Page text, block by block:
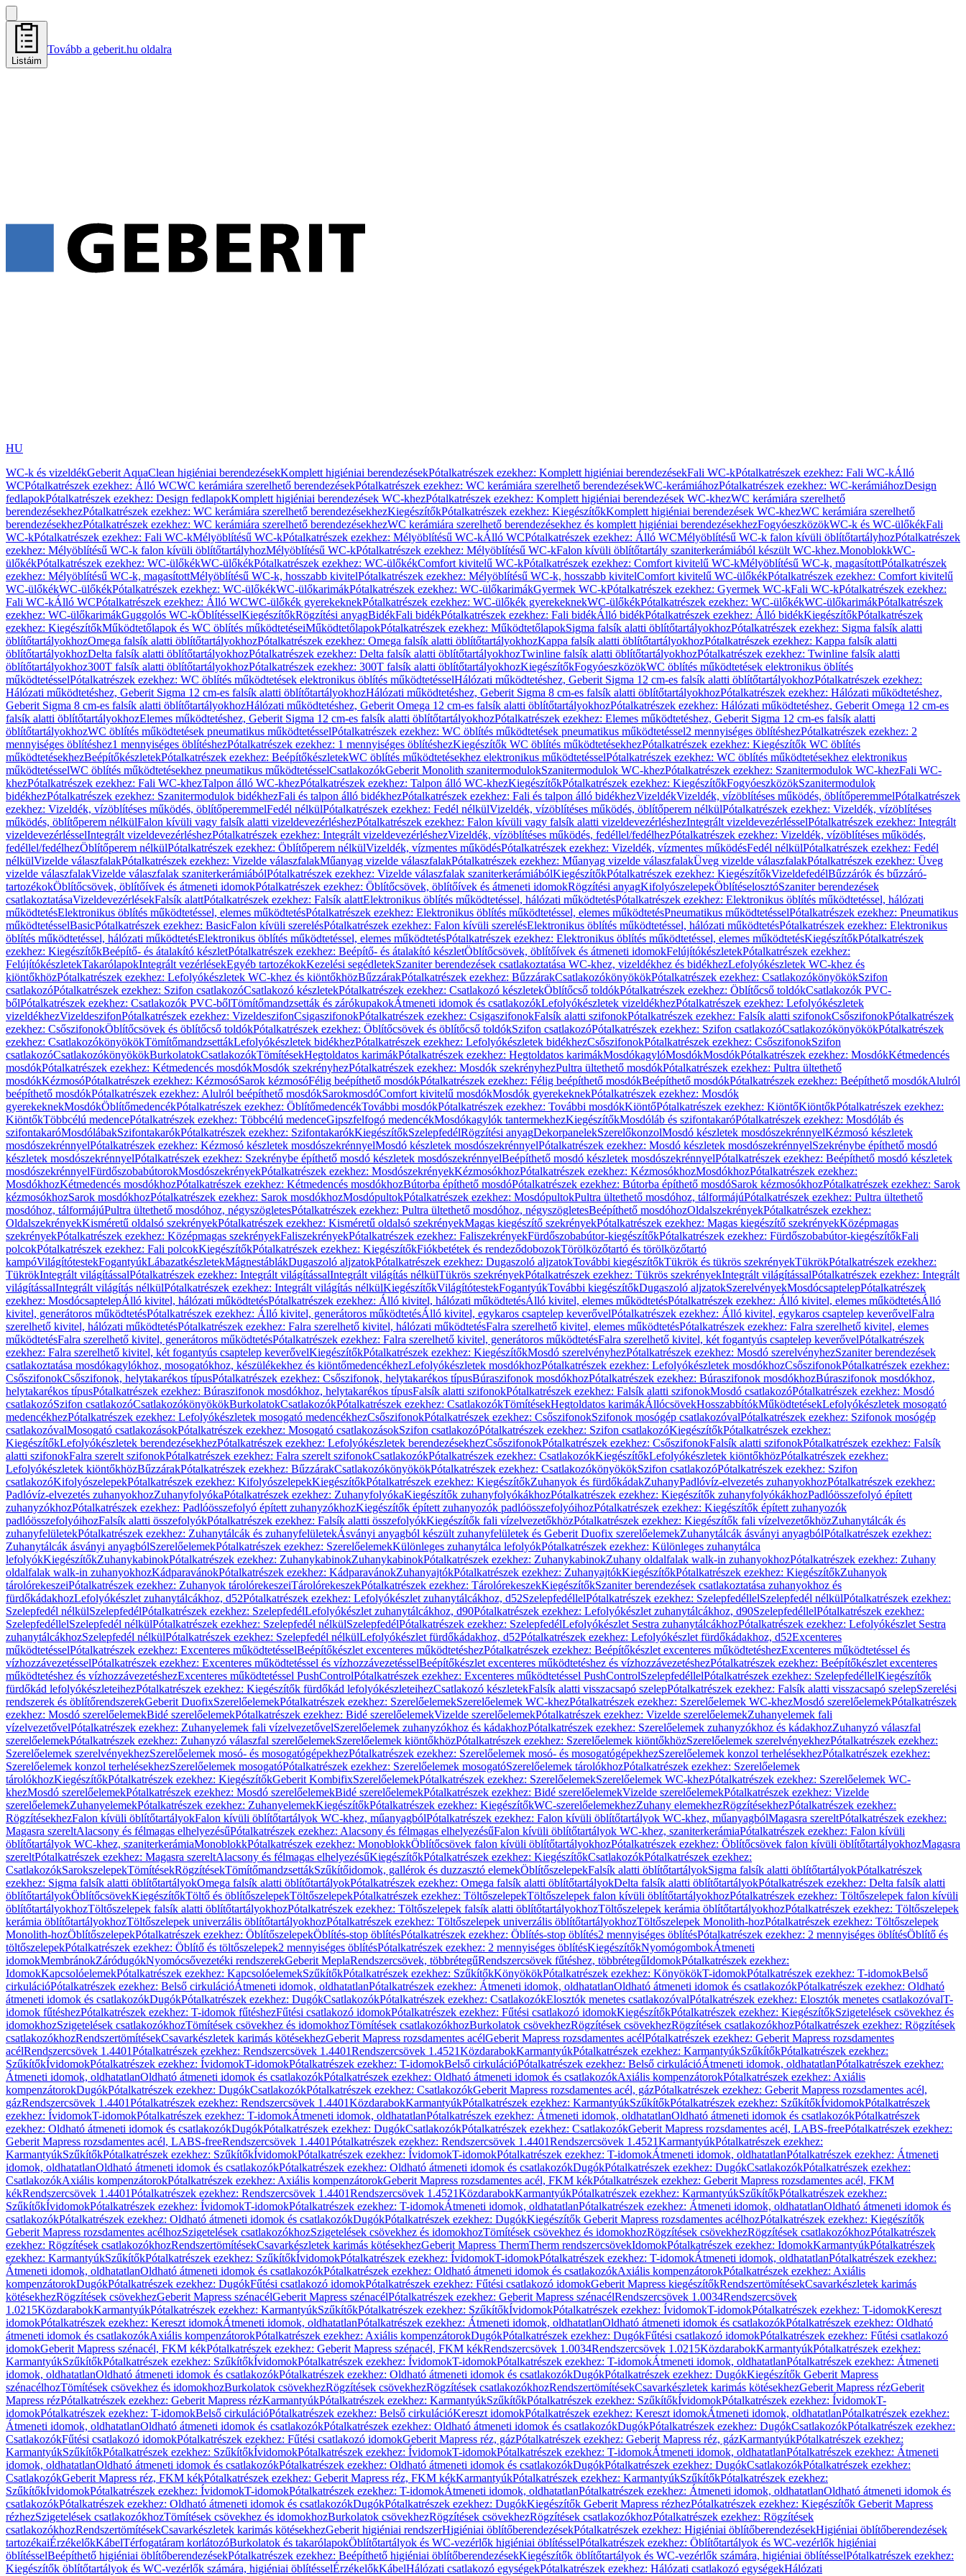
Listáim
Tovább a geberit.hu oldalra
HU
WC-k és vizeldékGeberit AquaClean higiéniai berendezésekKomplett higiéniai berendezésekPótalkatrészek ezekhez: Komplett higiéniai berendezésekFali WC-kPótalkatrészek ezekhez: Fali WC-kÁlló
WCPótalkatrészek ezekhez: Álló WCWC kerámiára szerelhető berendezésekPótalkatrészek ezekhez: WC kerámiára szerelhető berendezésekWC-kerámiáhozPótalkatrészek ezekhez: WC-kerámiáhozDesign
fedlapokPótalkatrészek ezekhez: Design fedlapokKomplett higiéniai berendezések WC-khezPótalkatrészek ezekhez: Komplett higiéniai berendezések WC-khezWC kerámiára szerelhető
berendezésekhezPótalkatrészek ezekhez: WC kerámiára szerelhető berendezésekhezKiegészítőkPótalkatrészek ezekhez: KiegészítőkKomplett higiéniai berendezések WC-khezWC kerámiára szerelhető
berendezésekhezPótalkatrészek ezekhez: WC kerámiára szerelhető berendezésekhezWC kerámiára szerelhető berendezésekhez és komplett higiéniai berendezésekhezFogyóeszközökWC-k és WC-ülőkékFali
WC-kPótalkatrészek ezekhez: Fali WC-kMélyöblítésű WC-kPótalkatrészek ezekhez: Mélyöblítésű WC-kÁlló WCPótalkatrészek ezekhez: Álló WCMélyöblítésű WC-k falon kívüli öblítőtartályhozPótalkatrészek
ezekhez: Mélyöblítésű WC-k falon kívüli öblítőtartályhozMélyöblítésű WC-kPótalkatrészek ezekhez: Mélyöblítésű WC-kFalon kívüli öblítőtartály szaniterkerámiából készült WC-khez.MonoblokkWC-
ülőkékPótalkatrészek ezekhez: WC-ülőkékWC-ülőkékPótalkatrészek ezekhez: WC-ülőkékComfort kivitelű WC-kPótalkatrészek ezekhez: Comfort kivitelű WC-kMélyöblítésű WC-k, magasítottPótalkatrészek
ezekhez: Mélyöblítésű WC-k, magasítottMélyöblítésű WC-k, hosszabb kivitelPótalkatrészek ezekhez: Mélyöblítésű WC-k, hosszabb kivitelComfort kivitelű WC-ülőkékPótalkatrészek ezekhez: Comfort kivitelű
WC-ülőkékWC-ülőkékPótalkatrészek ezekhez: WC-ülőkékWC-ülőkarimákPótalkatrészek ezekhez: WC-ülőkarimákGyermek WC-kPótalkatrészek ezekhez: Gyermek WC-kFali WC-kPótalkatrészek ezekhez:
Fali WC-kÁlló WCPótalkatrészek ezekhez: Álló WCWC-ülőkék gyerekeknekPótalkatrészek ezekhez: WC-ülőkék gyerekeknekWC-ülőkékPótalkatrészek ezekhez: WC-ülőkékWC-ülőkarimákPótalkatrészek
ezekhez: WC-ülőkarimákGuggolós WC-kÖblítésselKiegészítőkRögzítési anyagBidékFali bidékPótalkatrészek ezekhez: Fali bidékÁlló bidékPótalkatrészek ezekhez: Álló bidékKiegészítőkPótalkatrészek
ezekhez: KiegészítőkMűködtetőlapok és WC öblítés működtetéseiMűködtetőlapokPótalkatrészek ezekhez: MűködtetőlapokSigma falsík alatti öblítőtartályokhozPótalkatrészek ezekhez: Sigma falsík alatti
öblítőtartályokhozOmega falsík alatti öblítőtartályokhozPótalkatrészek ezekhez: Omega falsík alatti öblítőtartályokhozKappa falsík alatti öblítőtartályokhozPótalkatrészek ezekhez: Kappa falsík alatti
öblítőtartályokhozDelta falsík alatti öblítőtartályokhozPótalkatrészek ezekhez: Delta falsík alatti öblítőtartályokhozTwinline falsík alatti öblítőtartályokhozPótalkatrészek ezekhez: Twinline falsík alatti
öblítőtartályokhoz300T falsík alatti öblítőtartályokhozPótalkatrészek ezekhez: 300T falsík alatti öblítőtartályokhozKiegészítőkFogyóeszközökWC öblítés működtetések elektronikus öblítés
működtetésselPótalkatrészek ezekhez: WC öblítés működtetések elektronikus öblítés működtetésselHálózati működtetéshez, Geberit Sigma 12 cm-es falsík alatti öblítőtartályokhozPótalkatrészek ezekhez:
Hálózati működtetéshez, Geberit Sigma 12 cm-es falsík alatti öblítőtartályokhozHálózati működtetéshez, Geberit Sigma 8 cm-es falsík alatti öblítőtartályokhozPótalkatrészek ezekhez: Hálózati működtetéshez,
Geberit Sigma 8 cm-es falsík alatti öblítőtartályokhozHálózati működtetéshez, Geberit Omega 12 cm-es falsík alatti öblítőtartályokhozPótalkatrészek ezekhez: Hálózati működtetéshez, Geberit Omega 12 cm-es
falsík alatti öblítőtartályokhozElemes működtetéshez, Geberit Sigma 12 cm-es falsík alatti öblítőtartályokhozPótalkatrészek ezekhez: Elemes működtetéshez, Geberit Sigma 12 cm-es falsík alatti
öblítőtartályokhozWC öblítés működtetések pneumatikus működtetésselPótalkatrészek ezekhez: WC öblítés működtetések pneumatikus működtetéssel2 mennyiséges öblítéshezPótalkatrészek ezekhez: 2
mennyiséges öblítéshez1 mennyiséges öblítéshezPótalkatrészek ezekhez: 1 mennyiséges öblítéshezKiegészítők WC öblítés működtetésekhezPótalkatrészek ezekhez: Kiegészítők WC öblítés
működtetésekhezBeépítőkészletekPótalkatrészek ezekhez: BeépítőkészletekWC öblítés működtetésekhez elektronikus működtetésselPótalkatrészek ezekhez: WC öblítés működtetésekhez elektronikus
működtetésselWC öblítés működtetésekhez pneumatikus működtetésselCsatlakozókGeberit Monolith szanitermodulokSzanitermodulok WC-khezPótalkatrészek ezekhez: Szanitermodulok WC-khezFali WC-
khezPótalkatrészek ezekhez: Fali WC-khezTalpon álló WC-khezPótalkatrészek ezekhez: Talpon álló WC-khezKiegészítőkPótalkatrészek ezekhez: KiegészítőkFogyóeszközökSzanitermodulok
bidékhezPótalkatrészek ezekhez: Szanitermodulok bidékhezFali és talpon álló bidékhezPótalkatrészek ezekhez: Fali és talpon álló bidékhezVizeldékVizeldék, vízöblítéses működés, öblítőperemmelPótalkatrészek
ezekhez: Vizeldék, vízöblítéses működés, öblítőperemmelFedél nélkülPótalkatrészek ezekhez: Fedél nélkülVizeldék, vízöblítéses működés, öblítőperem nélkülPótalkatrészek ezekhez: Vizeldék, vízöblítéses
működés, öblítőperem nélkülFalon kívüli vagy falsík alatti vizeldevezérléshezPótalkatrészek ezekhez: Falon kívüli vagy falsík alatti vizeldevezérléshezIntegrált vizeldevezérlésselPótalkatrészek ezekhez: Integrált
vizeldevezérlésselIntegrált vizeldevezérléshezPótalkatrészek ezekhez: Integrált vizeldevezérléshezVizeldék, vízöblítéses működés, fedéllel/fedélhezPótalkatrészek ezekhez: Vizeldék, vízöblítéses működés,
fedéllel/fedélhezÖblítőperem nélkülPótalkatrészek ezekhez: Öblítőperem nélkülVizeldék, vízmentes működésPótalkatrészek ezekhez: Vizeldék, vízmentes működésFedél nélkülPótalkatrészek ezekhez: Fedél
nélkülVizelde válaszfalakPótalkatrészek ezekhez: Vizelde válaszfalakMűanyag vizelde válaszfalakPótalkatrészek ezekhez: Műanyag vizelde válaszfalakÜveg vizelde válaszfalakPótalkatrészek ezekhez: Üveg
vizelde válaszfalakVizelde válaszfalak szaniterkerámiábólPótalkatrészek ezekhez: Vizelde válaszfalak szaniterkerámiábólKiegészítőkPótalkatrészek ezekhez: KiegészítőkVizeldefedélBűzzárók és bűzzáró-
tartozékokÖblítőcsövek, öblítőívek és átmeneti idomokPótalkatrészek ezekhez: Öblítőcsövek, öblítőívek és átmeneti idomokRögzítési anyagKifolyószelepekÖblítéselosztóSzaniter berendezések
csatlakoztatásaVizeldevezérlésekFalsík alattPótalkatrészek ezekhez: Falsík alattElektronikus öblítés működtetéssel, hálózati működtetésPótalkatrészek ezekhez: Elektronikus öblítés működtetéssel, hálózati
működtetésElektronikus öblítés működtetéssel, elemes működtetésPótalkatrészek ezekhez: Elektronikus öblítés működtetéssel, elemes működtetésPneumatikus működtetésselPótalkatrészek ezekhez: Pneumatikus
működtetésselBasicPótalkatrészek ezekhez: BasicFalon kívüli szerelésPótalkatrészek ezekhez: Falon kívüli szerelésElektronikus öblítés működtetéssel, hálózati működtetésPótalkatrészek ezekhez: Elektronikus
öblítés működtetéssel, hálózati működtetésElektronikus öblítés működtetéssel, elemes működtetésPótalkatrészek ezekhez: Elektronikus öblítés működtetéssel, elemes működtetésKiegészítőkPótalkatrészek
ezekhez: KiegészítőkBeépítő- és átalakító készletPótalkatrészek ezekhez: Beépítő- és átalakító készletÖblítőcsövek, öblítőívek és átmeneti idomokFelújítókészletekPótalkatrészek ezekhez:
FelújítókészletekTakarólapokIntegrált vezérlésekEgyéb tartozékokKezelési segédletekSzaniter berendezések csatlakoztatása WC-khez, vizeldékhez és bidékhezLefolyókészletek WC-khez és
kiöntőkhözPótalkatrészek ezekhez: Lefolyókészletek WC-khez és kiöntőkhözBűzzárakPótalkatrészek ezekhez: BűzzárakCsatlakozókönyökökPótalkatrészek ezekhez: CsatlakozókönyökökSzifon
csatlakozóPótalkatrészek ezekhez: Szifon csatlakozóCsatlakozó készletekPótalkatrészek ezekhez: Csatlakozó készletekÖblítőcső toldókPótalkatrészek ezekhez: Öblítőcső toldókCsatlakozók PVC-
bőlPótalkatrészek ezekhez: Csatlakozók PVC-bőlTömítőmandzsetták és zárókupakokÁtmeneti idomok és csatlakozókLefolyókészletek vizeldékhezPótalkatrészek ezekhez: Lefolyókészletek
vizeldékhezVizeldeszifonPótalkatrészek ezekhez: VizeldeszifonCsigaszifonokPótalkatrészek ezekhez: CsigaszifonokFalsík alatti szifonokPótalkatrészek ezekhez: Falsík alatti szifonokCsőszifonokPótalkatrészek
ezekhez: CsőszifonokÖblítőcsövek és öblítőcső toldókPótalkatrészek ezekhez: Öblítőcsövek és öblítőcső toldókSzifon csatlakozóPótalkatrészek ezekhez: Szifon csatlakozóCsatlakozókönyökökPótalkatrészek
ezekhez: CsatlakozókönyökökTömítőmandzsettákLefolyókészletek bidékhezPótalkatrészek ezekhez: Lefolyókészletek bidékhezCsőszifonokPótalkatrészek ezekhez: CsőszifonokSzifon
csatlakozóCsatlakozókönyökökBurkolatokCsatlakozókTömítésekHegtoldatos karimákPótalkatrészek ezekhez: Hegtoldatos karimákMosdókagylóMosdókMosdókPótalkatrészek ezekhez: MosdókKétmedencés
mosdókPótalkatrészek ezekhez: Kétmedencés mosdókMosdók szekrényhezPótalkatrészek ezekhez: Mosdók szekrényhezPultra ültethető mosdókPótalkatrészek ezekhez: Pultra ültethető
mosdókKézmosóPótalkatrészek ezekhez: KézmosóSarok kézmosóFélig beépíthető mosdókPótalkatrészek ezekhez: Félig beépíthető mosdókBeépíthető mosdókPótalkatrészek ezekhez: Beépíthető mosdókAlulról
beépíthető mosdókPótalkatrészek ezekhez: Alulról beépíthető mosdókSarokmosdóComfort kivitelű mosdókMosdók gyerekeknekPótalkatrészek ezekhez: Mosdók
gyerekeknekMosdókÖblítőmedencékPótalkatrészek ezekhez: ÖblítőmedencékTovábbi mosdókPótalkatrészek ezekhez: További mosdókKiöntőPótalkatrészek ezekhez: KiöntőKiöntőkPótalkatrészek ezekhez:
KiöntőkTöbbcélú medencePótalkatrészek ezekhez: Többcélú medenceGipszfelfogó medencékMosdókagylók tantermekhezKiegészítőkMosdóláb és szifontakaróPótalkatrészek ezekhez: Mosdóláb és
szifontakaróMosdólábakSzifontakarókPótalkatrészek ezekhez: SzifontakarókKiegészítőkSzelepfedélRögzítési anyagDekorpanelekSzerelőkonzolMosdó készletek mosdószekrénnyelKézmosó készletek
mosdószekrénnyelPótalkatrészek ezekhez: Kézmosó készletek mosdószekrénnyelMosdó készletek mosdószekrénnyelPótalkatrészek ezekhez: Mosdó készletek mosdószekrénnyelSzekrénybe építhető mosdó
készletek mosdószekrénnyelPótalkatrészek ezekhez: Szekrénybe építhető mosdó készletek mosdószekrénnyelBeépíthető mosdó készletek mosdószekrénnyelPótalkatrészek ezekhez: Beépíthető mosdó készletek
mosdószekrénnyelFürdőszobabútorokMosdószekrényekPótalkatrészek ezekhez: MosdószekrényekKézmosókhozPótalkatrészek ezekhez: KézmosókhozMosdókhozPótalkatrészek ezekhez:
MosdókhozKétmedencés mosdókhozPótalkatrészek ezekhez: Kétmedencés mosdókhozBútorba építhető mosdóPótalkatrészek ezekhez: Bútorba építhető mosdóSarok kézmosókhozPótalkatrészek ezekhez: Sarok
kézmosókhozSarok mosdókhozPótalkatrészek ezekhez: Sarok mosdókhozMosdópultokPótalkatrészek ezekhez: MosdópultokPultra ültethető mosdóhoz, tálformájúPótalkatrészek ezekhez: Pultra ültethető
mosdóhoz, tálformájúPultra ültethető mosdóhoz, négyszögletesPótalkatrészek ezekhez: Pultra ültethető mosdóhoz, négyszögletesBeépíthető mosdóhozOldalszekrényekPótalkatrészek ezekhez:
OldalszekrényekKisméretű oldalsó szekrényekPótalkatrészek ezekhez: Kisméretű oldalsó szekrényekMagas kiegészítő szekrényekPótalkatrészek ezekhez: Magas kiegészítő szekrényekKözépmagas
szekrényekPótalkatrészek ezekhez: Középmagas szekrényekFaliszekrényekPótalkatrészek ezekhez: FaliszekrényekFürdőszobabútor-kiegészítőkPótalkatrészek ezekhez: Fürdőszobabútor-kiegészítőkFali
polcokPótalkatrészek ezekhez: Fali polcokKiegészítőkPótalkatrészek ezekhez: KiegészítőkFiókbetétek és rendeződobozokTörölközőtartó és törölközőtartó
kampóVilágítótestekFogantyúkLábazatkészletekMágnestáblákDugaszoló aljzatokPótalkatrészek ezekhez: Dugaszoló aljzatokTovábbi kiegészítőkTükrök és tükrös szekrényekTükrökPótalkatrészek ezekhez:
TükrökIntegrált világítássalPótalkatrészek ezekhez: Integrált világítássalIntegrált világítás nélkülTükrös szekrényekPótalkatrészek ezekhez: Tükrös szekrényekIntegrált világítássalPótalkatrészek ezekhez: Integrált
világítássalIntegrált világítás nélkülPótalkatrészek ezekhez: Integrált világítás nélkülKiegészítőkVilágítótestekFogantyúkTovábbi kiegészítőkDugaszoló aljzatokSzerelvényekMosdócsaptelepPótalkatrészek
ezekhez: MosdócsaptelepÁlló kivitel, hálózati működtetésPótalkatrészek ezekhez: Álló kivitel, hálózati működtetésÁlló kivitel, elemes működtetésPótalkatrészek ezekhez: Álló kivitel, elemes működtetésÁlló
kivitel, generátoros működtetésPótalkatrészek ezekhez: Álló kivitel, generátoros működtetésÁlló kivitel, egykaros csaptelep keverővelPótalkatrészek ezekhez: Álló kivitel, egykaros csaptelep keverővelFalra
szerelhető kivitel, hálózati működtetésPótalkatrészek ezekhez: Falra szerelhető kivitel, hálózati működtetésFalra szerelhető kivitel, elemes működtetésPótalkatrészek ezekhez: Falra szerelhető kivitel, elemes
működtetésFalra szerelhető kivitel, generátoros működtetésPótalkatrészek ezekhez: Falra szerelhető kivitel, generátoros működtetésFalra szerelhető kivitel, két fogantyús csaptelep keverővelPótalkatrészek
ezekhez: Falra szerelhető kivitel, két fogantyús csaptelep keverővelKiegészítőkPótalkatrészek ezekhez: KiegészítőkMosdó szerelvényhezPótalkatrészek ezekhez: Mosdó szerelvényhezSzaniter berendezések
csatlakoztatása mosdókagylókhoz, mosogatókhoz, készülékekhez és kiöntőmedencékhezLefolyókészletek mosdókhozPótalkatrészek ezekhez: Lefolyókészletek mosdókhozCsőszifonokPótalkatrészek ezekhez:
CsőszifonokCsőszifonok, helytakarékos típusPótalkatrészek ezekhez: Csőszifonok, helytakarékos típusBúraszifonok mosdókhozPótalkatrészek ezekhez: Búraszifonok mosdókhozBúraszifonok mosdókhoz,
helytakarékos típusPótalkatrészek ezekhez: Búraszifonok mosdókhoz, helytakarékos típusFalsík alatti szifonokPótalkatrészek ezekhez: Falsík alatti szifonokMosdó csatlakozóPótalkatrészek ezekhez: Mosdó
csatlakozóSzifon csatlakozóCsatlakozókönyökökBurkolatokCsatlakozókPótalkatrészek ezekhez: CsatlakozókTömítésekHegtoldatos karimákÁllócsövekHosszabbítókMűködtetésekLefolyókészletek mosogató
medencékhezPótalkatrészek ezekhez: Lefolyókészletek mosogató medencékhezCsőszifonokPótalkatrészek ezekhez: CsőszifonokSzifonok mosógép csatlakozóvalPótalkatrészek ezekhez: Szifonok mosógép
csatlakozóvalMosogató csatlakozásokPótalkatrészek ezekhez: Mosogató csatlakozásokSzifon csatlakozóPótalkatrészek ezekhez: Szifon csatlakozóKiegészítőkPótalkatrészek ezekhez:
KiegészítőkLefolyókészletek berendezésekhezPótalkatrészek ezekhez: Lefolyókészletek berendezésekhezCsőszifonokPótalkatrészek ezekhez: CsőszifonokFalsík alatti szifonokPótalkatrészek ezekhez: Falsík
alatti szifonokFalra szerelt szifonokPótalkatrészek ezekhez: Falra szerelt szifonokCsatlakozókPótalkatrészek ezekhez: CsatlakozókKiegészítőkLefolyókészletek kiöntőkhözPótalkatrészek ezekhez:
Lefolyókészletek kiöntőkhözBűzzárakPótalkatrészek ezekhez: BűzzárakCsatlakozókönyökökPótalkatrészek ezekhez: CsatlakozókönyökökSzifon csatlakozóPótalkatrészek ezekhez: Szifon
csatlakozóKifolyószelepekPótalkatrészek ezekhez: KifolyószelepekKiegészítőkPótalkatrészek ezekhez: KiegészítőkZuhanyok és fürdőkádakZuhanyPadlóvíz-elvezetés zuhanyokhozPótalkatrészek ezekhez:
Padlóvíz-elvezetés zuhanyokhozZuhanyfolyókaPótalkatrészek ezekhez: ZuhanyfolyókaKiegészítők zuhanyfolyókákhozPótalkatrészek ezekhez: Kiegészítők zuhanyfolyókákhozPadlóösszefolyó épített
zuhanyzókhozPótalkatrészek ezekhez: Padlóösszefolyó épített zuhanyzókhozKiegészítők épített zuhanyozók padlóösszefolyóihozPótalkatrészek ezekhez: Kiegészítők épített zuhanyozók
padlóösszefolyóihozFalsík alatti összefolyókPótalkatrészek ezekhez: Falsík alatti összefolyókKiegészítők fali vízelvezetőkhözPótalkatrészek ezekhez: Kiegészítők fali vízelvezetőkhözZuhanytálcák és
zuhanyfelületekPótalkatrészek ezekhez: Zuhanytálcák és zuhanyfelületekÁsványi anyagból készült zuhanyfelületek és Geberit Duofix szerelőelemekZuhanytálcák ásványi anyagbólPótalkatrészek ezekhez:
Zuhanytálcák ásványi anyagbólSzerelőelemekPótalkatrészek ezekhez: SzerelőelemekKülönleges zuhanytálca lefolyókPótalkatrészek ezekhez: Különleges zuhanytálca
lefolyókKiegészítőkZuhanykabinokPótalkatrészek ezekhez: ZuhanykabinokZuhanykabinokPótalkatrészek ezekhez: ZuhanykabinokZuhany oldalfalak walk-in zuhanyokhozPótalkatrészek ezekhez: Zuhany
oldalfalak walk-in zuhanyokhozKádparavánokPótalkatrészek ezekhez: KádparavánokZuhanyajtókPótalkatrészek ezekhez: ZuhanyajtókKiegészítőkPótalkatrészek ezekhez: KiegészítőkZuhanyok
tárolórekeszeiPótalkatrészek ezekhez: Zuhanyok tárolórekeszeiTárolórekeszekPótalkatrészek ezekhez: TárolórekeszekKiegészítőkSzaniter berendezések csatlakoztatása zuhanyokhoz és
fürdőkádakhozLefolyókészlet zuhanytálcákhoz, d52Pótalkatrészek ezekhez: Lefolyókészlet zuhanytálcákhoz, d52SzelepfedéllelPótalkatrészek ezekhez: SzelepfedéllelSzelepfedél nélkülPótalkatrészek ezekhez:
Szelepfedél nélkülSzelepfedélPótalkatrészek ezekhez: SzelepfedélLefolyókészlet zuhanytálcákhoz, d90Pótalkatrészek ezekhez: Lefolyókészlet zuhanytálcákhoz, d90SzelepfedéllelPótalkatrészek ezekhez:
SzelepfedéllelSzelepfedél nélkülPótalkatrészek ezekhez: Szelepfedél nélkülSzelepfedélPótalkatrészek ezekhez: SzelepfedélLefolyókészlet Sestra zuhanytálcákhozPótalkatrészek ezekhez: Lefolyókészlet Sestra
zuhanytálcákhozSzelepfedél nélkülPótalkatrészek ezekhez: Szelepfedél nélkülLefolyókészlet fürdőkádakhoz, d52Pótalkatrészek ezekhez: Lefolyókészlet fürdőkádakhoz, d52Excenteres
működtetésselPótalkatrészek ezekhez: Excenteres működtetésselBeépítőkészlet excenteres működtetéshezPótalkatrészek ezekhez: Beépítőkészlet excenteres működtetéshezExcenteres működtetéssel és
vízhozzávezetésselPótalkatrészek ezekhez: Excenteres működtetéssel és vízhozzávezetésselBeépítőkészlet excenteres működtetéshez és vízhozzávezetéshezPótalkatrészek ezekhez: Beépítőkészlet excenteres
működtetéshez és vízhozzávezetéshezExcenteres működtetéssel PushControlPótalkatrészek ezekhez: Excenteres működtetéssel PushControlSzelepfedéllelPótalkatrészek ezekhez: SzelepfedéllelKiegészítők
fürdőkád lefolyókészleteihezPótalkatrészek ezekhez: Kiegészítők fürdőkád lefolyókészleteihezCsatlakozó készletekFalsík alatti visszacsapó szelepPótalkatrészek ezekhez: Falsík alatti visszacsapó szelepSzerelési
rendszerek és öblítőrendszerekGeberit DuofixSzerelőelemekPótalkatrészek ezekhez: SzerelőelemekSzerelőelemek WC-khezPótalkatrészek ezekhez: Szerelőelemek WC-khezMosdó szerelőelemekPótalkatrészek
ezekhez: Mosdó szerelőelemekBidé szerelőelemekPótalkatrészek ezekhez: Bidé szerelőelemekVizelde szerelőelemekPótalkatrészek ezekhez: Vizelde szerelőelemekZuhanyelemek fali
vízelvezetővelPótalkatrészek ezekhez: Zuhanyelemek fali vízelvezetővelSzerelőelemek zuhanyzókhoz és kádakhozPótalkatrészek ezekhez: Szerelőelemek zuhanyzókhoz és kádakhozZuhanyzó válaszfal
szerelőelemekPótalkatrészek ezekhez: Zuhanyzó válaszfal szerelőelemekSzerelőelemek kiöntőkhözPótalkatrészek ezekhez: Szerelőelemek kiöntőkhözSzerelőelemek szerelvényekhezPótalkatrészek ezekhez:
Szerelőelemek szerelvényekhezSzerelőelemek mosó- és mosogatógépekhezPótalkatrészek ezekhez: Szerelőelemek mosó- és mosogatógépekhezSzerelőelemek konzol terhelésekhezPótalkatrészek ezekhez:
Szerelőelemek konzol terhelésekhezSzerelőelemek mosogatóPótalkatrészek ezekhez: Szerelőelemek mosogatóSzerelőelemek tárolókhozPótalkatrészek ezekhez: Szerelőelemek
tárolókhozKiegészítőkPótalkatrészek ezekhez: KiegészítőkGeberit KombifixSzerelőelemekPótalkatrészek ezekhez: SzerelőelemekSzerelőelemek WC-khezPótalkatrészek ezekhez: Szerelőelemek WC-
khezMosdó szerelőelemekPótalkatrészek ezekhez: Mosdó szerelőelemekBidé szerelőelemekPótalkatrészek ezekhez: Bidé szerelőelemekVizelde szerelőelemekPótalkatrészek ezekhez: Vizelde
szerelőelemekZuhanyelemekPótalkatrészek ezekhez: ZuhanyelemekKiegészítőkPótalkatrészek ezekhez: KiegészítőkWC-szerelőelemekhezZuhany elemekhezRögzítésekhezPótalkatrészek ezekhez:
RögzítésekhezFalon kívüli öblítőtartályokFalon kívüli öblítőtartályok WC-khez, műanyagbólPótalkatrészek ezekhez: Falon kívüli öblítőtartályok WC-khez, műanyagbólMagasra szereltPótalkatrészek ezekhez:
Magasra szereltAlacsony és félmagas elhelyezésűPótalkatrészek ezekhez: Alacsony és félmagas elhelyezésűFalon kívüli öblítőtartályok WC-khez, szaniterkerámiaPótalkatrészek ezekhez: Falon kívüli
öblítőtartályok WC-khez, szaniterkerámiaMonoblokkPótalkatrészek ezekhez: MonoblokkÖblítőcsövek falon kívüli öblítőtartályokhozPótalkatrészek ezekhez: Öblítőcsövek falon kívüli öblítőtartályokhozMagasra
szereltPótalkatrészek ezekhez: Magasra szereltAlacsony és félmagas elhelyezésűKiegészítőkPótalkatrészek ezekhez: KiegészítőkCsatlakozókPótalkatrészek ezekhez:
CsatlakozókSarokszelepekTömítésekRögzítésekTömítőmandzsettákSzűkítőidomok, gallérok és duzzasztó elemekÖblítőszelepekFalsík alatti öblítőtartályokSigma falsík alatti öblítőtartályokPótalkatrészek
ezekhez: Sigma falsík alatti öblítőtartályokOmega falsík alatti öblítőtartályokPótalkatrészek ezekhez: Omega falsík alatti öblítőtartályokDelta falsík alatti öblítőtartályokPótalkatrészek ezekhez: Delta falsík alatti
öblítőtartályokÖblítőcsövekKiegészítőkTöltő és öblítőszelepekTöltőszelepekPótalkatrészek ezekhez: TöltőszelepekTöltőszelepek falon kívüli öblítőtartályokhozPótalkatrészek ezekhez: Töltőszelepek falon kívüli
öblítőtartályokhozTöltőszelepek falsík alatti öblítőtartályokhozPótalkatrészek ezekhez: Töltőszelepek falsík alatti öblítőtartályokhozTöltőszelepek kerámia öblítőtartályokhozPótalkatrészek ezekhez: Töltőszelepek
kerámia öblítőtartályokhozTöltőszelepek univerzális öblítőtartályokhozPótalkatrészek ezekhez: Töltőszelepek univerzális öblítőtartályokhozTöltőszelepek Monolith-hozPótalkatrészek ezekhez: Töltőszelepek
Monolith-hozÖblítőszelepekPótalkatrészek ezekhez: ÖblítőszelepekÖblítés-stop öblítésPótalkatrészek ezekhez: Öblítés-stop öblítés2 mennyiséges öblítésPótalkatrészek ezekhez: 2 mennyiséges öblítésÖblítő és
töltőszelepekPótalkatrészek ezekhez: Öblítő és töltőszelepek2 mennyiséges öblítésPótalkatrészek ezekhez: 2 mennyiséges öblítésKiegészítőkNyomógombokÁtmeneti
idomokMembránokZáródugókNyomócsővezetéki rendszerekGeberit MeplaRendszercsövek, többrétegűRendszercsövek fűtéshez, többrétegűIdomokPótalkatrészek ezekhez:
IdomokKapcsolóelemekPótalkatrészek ezekhez: KapcsolóelemekSzűkítőkPótalkatrészek ezekhez: SzűkítőkKönyökökPótalkatrészek ezekhez: KönyökökT-idomokPótalkatrészek ezekhez: T-idomokBelső
cirkulációPótalkatrészek ezekhez: Belső cirkulációÁtmeneti idomok, oldhatatlanPótalkatrészek ezekhez: Átmeneti idomok, oldhatatlanOldható átmeneti idomok és csatlakozókPótalkatrészek ezekhez: Oldható
átmeneti idomok és csatlakozókDugókPótalkatrészek ezekhez: DugókCsatlakozókPótalkatrészek ezekhez: CsatlakozókElosztók menetes csatlakozóvalPótalkatrészek ezekhez: Elosztók menetes csatlakozóvalT-
idomok fűtéshezPótalkatrészek ezekhez: T-idomok fűtéshezFűtési csatlakozó idomokPótalkatrészek ezekhez: Fűtési csatlakozó idomokKiegészítőkPótalkatrészek ezekhez: KiegészítőkSzigetelések csövekhez és
idomokhozSzigetelések csatlakozókhozTömítések csövekhez és idomokhozTömítések csatlakozókhozBurkolatok csövekhezRögzítések csövekhezRögzítések csatlakozókhozPótalkatrészek ezekhez: Rögzítések
csatlakozókhozRendszertömítésekCsavarkészletek karimás kötésekhezGeberit Mapress rozsdamentes acélGeberit Mapress rozsdamentes acélPótalkatrészek ezekhez: Geberit Mapress rozsdamentes
acélRendszercsövek 1.4401Pótalkatrészek ezekhez: Rendszercsövek 1.4401Rendszercsövek 1.4521KözdarabokKarmantyúkPótalkatrészek ezekhez: KarmantyúkSzűkítőkPótalkatrészek ezekhez:
SzűkítőkÍvidomokPótalkatrészek ezekhez: ÍvidomokT-idomokPótalkatrészek ezekhez: T-idomokBelső cirkulációPótalkatrészek ezekhez: Belső cirkulációÁtmeneti idomok, oldhatatlanPótalkatrészek ezekhez:
Átmeneti idomok, oldhatatlanOldható átmeneti idomok és csatlakozókPótalkatrészek ezekhez: Oldható átmeneti idomok és csatlakozókAxiális kompenzátorokPótalkatrészek ezekhez: Axiális
kompenzátorokDugókPótalkatrészek ezekhez: DugókCsatlakozókPótalkatrészek ezekhez: CsatlakozókGeberit Mapress rozsdamentes acél, gázPótalkatrészek ezekhez: Geberit Mapress rozsdamentes acél,
gázRendszercsövek 1.4401Pótalkatrészek ezekhez: Rendszercsövek 1.4401KözdarabokKarmantyúkPótalkatrészek ezekhez: KarmantyúkSzűkítőkPótalkatrészek ezekhez: SzűkítőkÍvidomokPótalkatrészek
ezekhez: ÍvidomokT-idomokPótalkatrészek ezekhez: T-idomokÁtmeneti idomok, oldhatatlanPótalkatrészek ezekhez: Átmeneti idomok, oldhatatlanOldható átmeneti idomok és csatlakozókPótalkatrészek
ezekhez: Oldható átmeneti idomok és csatlakozókDugókPótalkatrészek ezekhez: DugókCsatlakozókPótalkatrészek ezekhez: CsatlakozókGeberit Mapress rozsdamentes acél, LABS-freePótalkatrészek ezekhez:
Geberit Mapress rozsdamentes acél, LABS-freeRendszercsövek 1.4401Pótalkatrészek ezekhez: Rendszercsövek 1.4401Rendszercsövek 1.4521KarmantyúkPótalkatrészek ezekhez:
KarmantyúkSzűkítőkPótalkatrészek ezekhez: SzűkítőkÍvidomokPótalkatrészek ezekhez: ÍvidomokT-idomokPótalkatrészek ezekhez: T-idomokÁtmeneti idomok, oldhatatlanPótalkatrészek ezekhez: Átmeneti
idomok, oldhatatlanOldható átmeneti idomok és csatlakozókPótalkatrészek ezekhez: Oldható átmeneti idomok és csatlakozókDugókPótalkatrészek ezekhez: DugókCsatlakozókPótalkatrészek ezekhez:
CsatlakozókAxiális kompenzátorokPótalkatrészek ezekhez: Axiális kompenzátorokGeberit Mapress rozsdamentes acél, FKM kékPótalkatrészek ezekhez: Geberit Mapress rozsdamentes acél, FKM
kékRendszercsövek 1.4401Pótalkatrészek ezekhez: Rendszercsövek 1.4401Rendszercsövek 1.4521KözdarabokKarmantyúkPótalkatrészek ezekhez: KarmantyúkSzűkítőkPótalkatrészek ezekhez:
SzűkítőkÍvidomokPótalkatrészek ezekhez: ÍvidomokT-idomokPótalkatrészek ezekhez: T-idomokÁtmeneti idomok, oldhatatlanPótalkatrészek ezekhez: Átmeneti idomok, oldhatatlanOldható átmeneti idomok és
csatlakozókPótalkatrészek ezekhez: Oldható átmeneti idomok és csatlakozókDugókPótalkatrészek ezekhez: DugókKiegészítők Geberit Mapress rozsdamentes acélhozPótalkatrészek ezekhez: Kiegészítők
Geberit Mapress rozsdamentes acélhozSzigetelések csatlakozókhozSzigetelések csövekhez és idomokhozTömítések csövekhez és idomokhozRögzítések csövekhezRögzítések csatlakozókhozPótalkatrészek
ezekhez: Rögzítések csatlakozókhozRendszertömítésekCsavarkészletek karimás kötésekhezGeberit Mapress ThermTherm rendszercsövekIdomokPótalkatrészek ezekhez: IdomokKarmantyúkPótalkatrészek
ezekhez: KarmantyúkSzűkítőkPótalkatrészek ezekhez: SzűkítőkÍvidomokPótalkatrészek ezekhez: ÍvidomokT-idomokPótalkatrészek ezekhez: T-idomokÁtmeneti idomok, oldhatatlanPótalkatrészek ezekhez:
Átmeneti idomok, oldhatatlanOldható átmeneti idomok és csatlakozókPótalkatrészek ezekhez: Oldható átmeneti idomok és csatlakozókAxiális kompenzátorokPótalkatrészek ezekhez: Axiális
kompenzátorokDugókPótalkatrészek ezekhez: DugókFűtési csatlakozó idomokPótalkatrészek ezekhez: Fűtési csatlakozó idomokGeberit Mapress kiegészítőkRendszertömítésekCsavarkészletek karimás
kötésekhezRögzítések csövekhezGeberit Mapress szénacélGeberit Mapress szénacélPótalkatrészek ezekhez: Geberit Mapress szénacélRendszercsövek 1.0034Rendszercsövek
1.0215KözdarabokKarmantyúkPótalkatrészek ezekhez: KarmantyúkSzűkítőkPótalkatrészek ezekhez: SzűkítőkÍvidomokPótalkatrészek ezekhez: ÍvidomokT-idomokPótalkatrészek ezekhez: T-idomokKereszt
idomokPótalkatrészek ezekhez: Kereszt idomokÁtmeneti idomok, oldhatatlanPótalkatrészek ezekhez: Átmeneti idomok, oldhatatlanOldható átmeneti idomok és csatlakozókPótalkatrészek ezekhez: Oldható
átmeneti idomok és csatlakozókAxiális kompenzátorokPótalkatrészek ezekhez: Axiális kompenzátorokDugókPótalkatrészek ezekhez: DugókFűtési csatlakozó idomokPótalkatrészek ezekhez: Fűtési csatlakozó
idomokGeberit Mapress szénacél, FKM kékPótalkatrészek ezekhez: Geberit Mapress szénacél, FKM kékRendszercsövek 1.0034Rendszercsövek 1.0215KözdarabokKarmantyúkPótalkatrészek ezekhez:
KarmantyúkSzűkítőkPótalkatrészek ezekhez: SzűkítőkÍvidomokPótalkatrészek ezekhez: ÍvidomokT-idomokPótalkatrészek ezekhez: T-idomokÁtmeneti idomok, oldhatatlanPótalkatrészek ezekhez: Átmeneti
idomok, oldhatatlanOldható átmeneti idomok és csatlakozókPótalkatrészek ezekhez: Oldható átmeneti idomok és csatlakozókDugókPótalkatrészek ezekhez: DugókKiegészítők Geberit Mapress
szénacélhozTömítések csövekhez és idomokhozBurkolatok csövekhezRögzítések csövekhezRögzítések csatlakozókhozRendszertömítésekCsavarkészletek karimás kötésekhezGeberit Mapress rézGeberit
Mapress rézPótalkatrészek ezekhez: Geberit Mapress rézKarmantyúkPótalkatrészek ezekhez: KarmantyúkSzűkítőkPótalkatrészek ezekhez: SzűkítőkÍvidomokPótalkatrészek ezekhez: ÍvidomokT-
idomokPótalkatrészek ezekhez: T-idomokBelső cirkulációPótalkatrészek ezekhez: Belső cirkulációKereszt idomokPótalkatrészek ezekhez: Kereszt idomokÁtmeneti idomok, oldhatatlanPótalkatrészek ezekhez:
Átmeneti idomok, oldhatatlanOldható átmeneti idomok és csatlakozókPótalkatrészek ezekhez: Oldható átmeneti idomok és csatlakozókDugókPótalkatrészek ezekhez: DugókCsatlakozókPótalkatrészek ezekhez:
CsatlakozókFűtési csatlakozó idomokPótalkatrészek ezekhez: Fűtési csatlakozó idomokGeberit Mapress réz, gázPótalkatrészek ezekhez: Geberit Mapress réz, gázKarmantyúkPótalkatrészek ezekhez:
KarmantyúkSzűkítőkPótalkatrészek ezekhez: SzűkítőkÍvidomokPótalkatrészek ezekhez: ÍvidomokT-idomokPótalkatrészek ezekhez: T-idomokÁtmeneti idomok, oldhatatlanPótalkatrészek ezekhez: Átmeneti
idomok, oldhatatlanOldható átmeneti idomok és csatlakozókPótalkatrészek ezekhez: Oldható átmeneti idomok és csatlakozókDugókPótalkatrészek ezekhez: DugókCsatlakozókPótalkatrészek ezekhez:
CsatlakozókGeberit Mapress réz, FKM kékPótalkatrészek ezekhez: Geberit Mapress réz, FKM kékKarmantyúkPótalkatrészek ezekhez: KarmantyúkSzűkítőkPótalkatrészek ezekhez:
SzűkítőkÍvidomokPótalkatrészek ezekhez: ÍvidomokT-idomokPótalkatrészek ezekhez: T-idomokÁtmeneti idomok, oldhatatlanPótalkatrészek ezekhez: Átmeneti idomok, oldhatatlanOldható átmeneti idomok és
csatlakozókPótalkatrészek ezekhez: Oldható átmeneti idomok és csatlakozókDugókPótalkatrészek ezekhez: DugókKiegészítők Geberit Mapress rézhezPótalkatrészek ezekhez: Kiegészítők Geberit Mapress
rézhezSzigetelések csatlakozókhozTömítések csövekhez és idomokhozBurkolatok csövekhezRögzítések csövekhezRögzítések csatlakozókhozPótalkatrészek ezekhez: Rögzítések
csatlakozókhozRendszertömítésekCsavarkészletek karimás kötésekhezGeberit higiéniai rendszerHigiéniai öblítőberendezésekPótalkatrészek ezekhez: Higiéniai öblítőberendezésekHigiéniai öblítőberendezések
tartozékaiÉrzékelőkKábelTérfogatáram korlátozóBurkolatok és takarólapokÖblítőtartályok és WC-vezérlők higiéniai öblítésselPótalkatrészek ezekhez: Öblítőtartályok és WC-vezérlők higiéniai
öblítésselBeépíthető higiéniai öblítőberendezésekPótalkatrészek ezekhez: Beépíthető higiéniai öblítőberendezésekKiegészítők öblítőtartályok és WC-vezérlők számára, higiéniai öblítésselPótalkatrészek ezekhez:
Kiegészítők öblítőtartályok és WC-vezérlők számára, higiéniai öblítésselÉrzékelőkKábelHálózati csatlakozó egységekPótalkatrészek ezekhez: Hálózati csatlakozó egységekHálózati